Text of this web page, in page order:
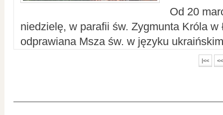
Od 20
niedzielę, w parafii św. Zygmunta Króla w
odprawiana Msza św. w języku
|<< <<